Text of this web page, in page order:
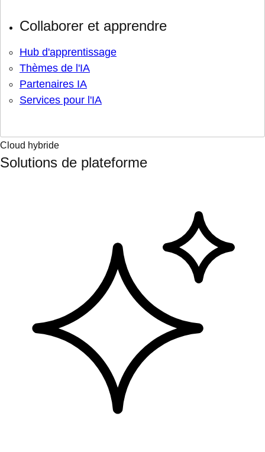
Collaborer et apprendre
Hub d'apprentissage
Thèmes de l'IA
Partenaires IA
Services pour l'IA
Cloud hybride
Solutions de plateforme